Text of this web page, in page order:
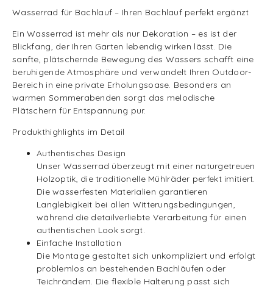
Wasserrad für Bachlauf – Ihren Bachlauf perfekt ergänzt
Ein Wasserrad ist mehr als nur Dekoration – es ist der
Blickfang, der Ihren Garten lebendig wirken lässt. Die
sanfte, plätschernde Bewegung des Wassers schafft eine
beruhigende Atmosphäre und verwandelt Ihren Outdoor-
Bereich in eine private Erholungsoase. Besonders an
warmen Sommerabenden sorgt das melodische
Plätschern für Entspannung pur.
Produkthighlights im Detail
Authentisches Design
Unser Wasserrad überzeugt mit einer naturgetreuen
Holzoptik, die traditionelle Mühlräder perfekt imitiert.
Die wasserfesten Materialien garantieren
Langlebigkeit bei allen Witterungsbedingungen,
während die detailverliebte Verarbeitung für einen
authentischen Look sorgt.
Einfache Installation
Die Montage gestaltet sich unkompliziert und erfolgt
problemlos an bestehenden Bachläufen oder
Teichrändern. Die flexible Halterung passt sich